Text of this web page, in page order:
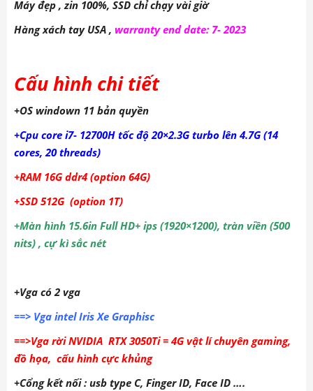
Máy đẹp , zin 100%, SSD chỉ chạy vài giờ
Hàng xách tay USA , warranty end date: 7- 2023
Cấu hình chi tiết
+OS windown 11 bản quyền
+Cpu core i7- 12700H tốc độ 20×2.3G turbo lên 4.7G (14
cores, 20 threads)
+RAM 16G ddr4 (option 64G)
+SSD 512G (option 1T)
+Màn hình 15.6in Full HD+ ips (1920×1200), tràn viền (500
nits) , cự kì sắc nét
+Vga có 2 vga
==> Vga intel Iris Xe Graphisc
==>Vga rời NVIDIA RTX 3050Ti = 4G vật lí chuyên gaming,
đồ họa, cấu hình cực khủng
+Cổng kết nối : usb type C, Finger ID, Face ID ….